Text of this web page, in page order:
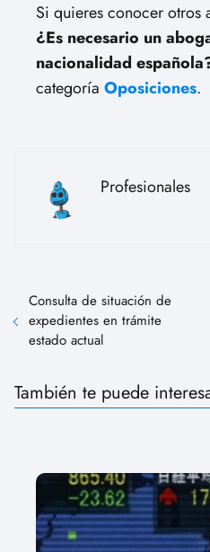
Si quieres conocer otros
¿Es necesario un
nacionalidad
categoría Oposiciones.
Profesionales
Consulta de situación de
expedientes en trámite
estado actual
También te puede